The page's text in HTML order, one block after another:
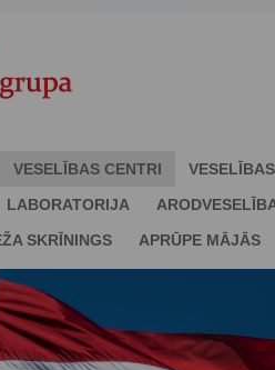
VESELĪBAS CENTRI
LABORATORIJA
SKRĪNINGS APRŪPE MĀJĀS